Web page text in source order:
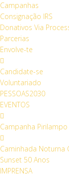
Campanhas
Consignação IRS
Donativos Via
Parcerias
Envolve-te
Candidate-se
Voluntariado
PESSOAS2030
EVENTOS
Campanha Pirilampo
Caminhada Noturna
Sunset 50 Anos
IMPRENSA